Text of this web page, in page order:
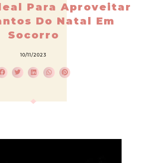
Para Aproveitar
Do Natal Em
Socorro
10/11/2023